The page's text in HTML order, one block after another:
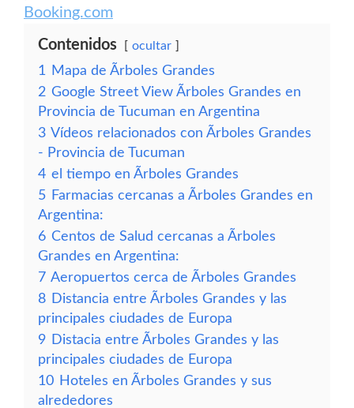
Booking.com
Contenidos ocultar
1
Mapa de Ãrboles Grandes
2 Google Street View Ãrboles Grandes en
Provincia de Tucuman en Argentina
3 Vídeos relacionados con Ãrboles Grandes
- Provincia de Tucuman
4 el tiempo en Ãrboles Grandes
5 Farmacias cercanas a Ãrboles Grandes en
Argentina:
6 Centos de Salud cercanas a Ãrboles
Grandes en Argentina:
7 Aeropuertos cerca de Ãrboles Grandes
8 Distancia entre Ãrboles Grandes y las
principales ciudades de Europa
9 Distacia entre Ãrboles Grandes y las
principales ciudades de Europa
10 Hoteles en Ãrboles Grandes y sus
alrededores